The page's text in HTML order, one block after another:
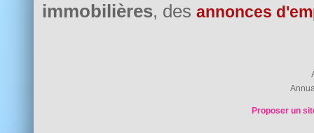
immobilières, des annonces
Proposer un